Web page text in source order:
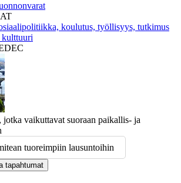
koulutus, työllisyys, tutkimus
kulttuuri
vaikuttavat suoraan paikallis- ja
tuoreimpiin lausuntoihin
tapahtumat